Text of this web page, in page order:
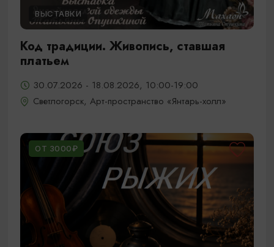
ВЫСТАВКИ
Код традиции. Живопись, ставшая
платьем
30.07.2026 - 18.08.2026, 10:00-19:00
Светлогорск, Арт-пространство «Янтарь-холл»
ОТ 3000₽